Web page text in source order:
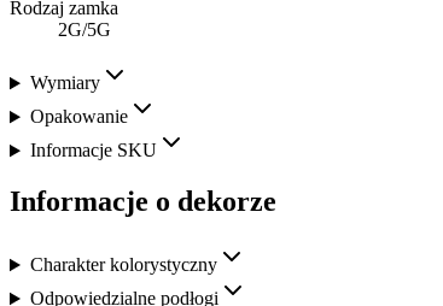
Rodzaj zamka
2G/5G
Wymiary
Opakowanie
Informacje SKU
Informacje o dekorze
Charakter kolorystyczny
Odpowiedzialne podłogi